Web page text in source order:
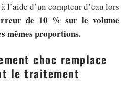
l’aide d’un compteur d’eau lors
de 10 % sur le volume
mêmes proportions.
choc remplace
le traitement